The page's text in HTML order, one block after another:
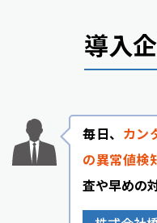
導入
毎日、 カン
の異常値検
査や早めの